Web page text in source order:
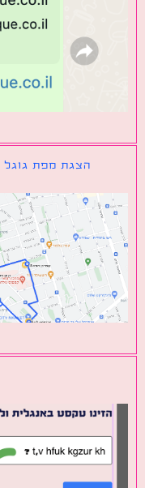
הצגת מפת גוגל עם
המרת